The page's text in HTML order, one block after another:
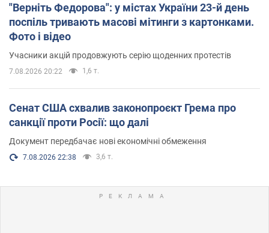
"Верніть Федорова": у містах України 23-й день
поспіль тривають масові мітинги з картонками.
Фото і відео
Учасники акцій продовжують серію щоденних протестів
7.08.2026 20:22 1,6 т.
Сенат США схвалив законопроєкт Грема про
санкції проти Росії: що далі
Документ передбачає нові економічні обмеження
7.08.2026 22:38 3,6 т.